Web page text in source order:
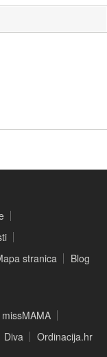
stranica Blog
missMAMA
Diva Ordinacija.hr